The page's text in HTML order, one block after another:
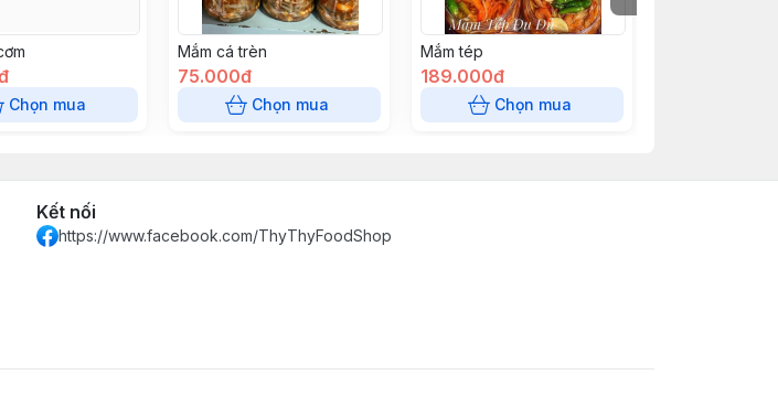
Chọn mua
Mắm cá trèn
75.000đ
Chọn mua
Mắm tép
189.000đ
Chọn mua
Kết nối
https://www.facebook.com/ThyThyFoodShop